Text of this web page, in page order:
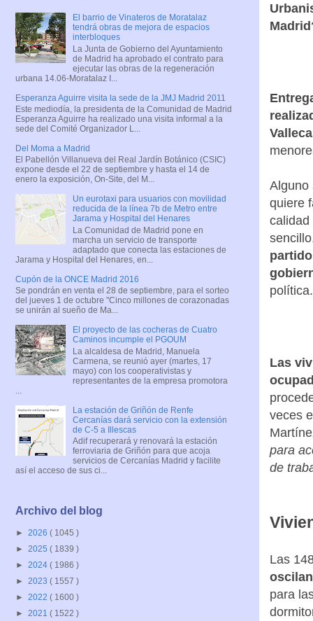
Alguno
quiere
calidad
política.
Las
veces
para
de
Las
para
El barrio de Vinateros de Moratalaz
tendrá obras de mejora de espacios
interbloques
La Junta de Gobierno del Ayuntamiento
de Madrid ha aprobado el contrato para
ejecutar las obras de la regeneración
urbana 14.06-Moratalaz I...
Esperanza Aguirre visita la sede de la JMJ Madrid 2011
Este mediodía, la presidenta de la Comunidad de Madrid
Esperanza Aguirre ha realizado una visita informal a la
sede del Comité Organizador L...
Del Moma a Madrid
El Pabellón Villanueva del Real Jardín Botánico (CSIC)
expone desde el 22 de septiembre y hasta el 14 de
enero la exposición, On-Site, del M...
Un eurotaxi para usuarios con movilidad
reducida de la línea 7b de Metro entre
Jarama y Hospital del Henares
La Comunidad de Madrid pone en
marcha un servicio de transporte
adaptado que conecta las estaciones de
Jarama y Hospital del Henares, en...
Cupón de la ONCE Madrid 2016
Se pondrán en venta el 28 de septiembre, para el sorteo
del jueves 1 de octubre "Cinco millones de corazonadas
se unirán al sueño de Ma...
El proyecto de las cocheras de Cuatro
Caminos incumple el PGOUM
La alcaldesa de Madrid, Manuela
Carmena, se reunió ayer (martes, 17
mayo) con los cooperativistas y
representantes de la empresa promotora
La estación de Griñón de Renfe
Cercanías dará servicio con la extensión
de C-5 a Illescas
Adif recuperará y renovará la estación
ferroviaria de Griñón para que acoja
servicios de Cercanías Madrid y facilite
así el acceso de sus ci...
Archivo del blog
► 2026 ( 1045 )
► 2025 ( 1839 )
► 2024 ( 1986 )
► 2023 ( 1557 )
► 2022 ( 1600 )
► 2021 ( 1522 )